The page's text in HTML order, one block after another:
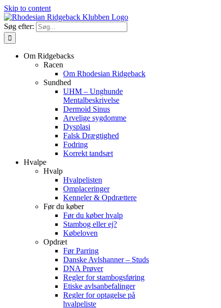
Skip to content
Søg efter:
Om Ridgebacks
Racen
Om Rhodesian Ridgeback
Sundhed
UHM – Unghunde
Mentalbeskrivelse
Dermoid Sinus
Arvelige sygdomme
Dysplasi
Falsk Drægtighed
Fodring
Korrekt tandsæt
Hvalpe
Hvalp
Hvalpelisten
Omplaceringer
Kenneler & Opdrættere
Før du køber
Før du køber hvalp
Stambog eller ej?
Købeloven
Opdræt
Før Parring
Danske Avlshanner – Studs
DNA Prøver
Regler for stambogsføring
Etiske avlsanbefalinger
Regler for optagelse på
hvalpeliste